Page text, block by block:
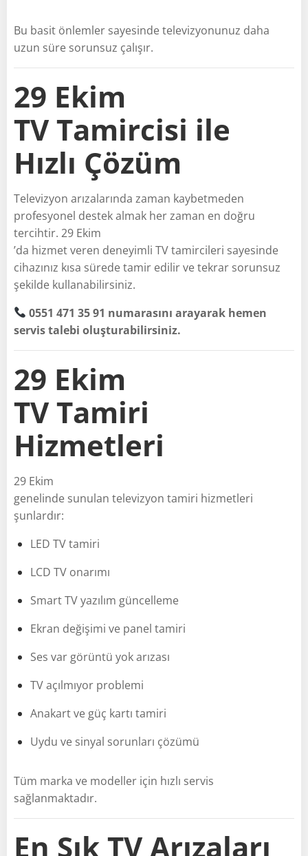
Bu basit önlemler sayesinde televizyonunuz daha
uzun süre sorunsuz çalışır.
29 Ekim
TV Tamircisi ile
Hızlı Çözüm
Televizyon arızalarında zaman kaybetmeden
profesyonel destek almak her zaman en doğru
tercihtir. 29 Ekim
’da hizmet veren deneyimli TV tamircileri sayesinde
cihazınız kısa sürede tamir edilir ve tekrar sorunsuz
şekilde kullanabilirsiniz.
0551 471 35 91 numarasını arayarak hemen
servis talebi oluşturabilirsiniz.
29 Ekim
TV Tamiri
Hizmetleri
29 Ekim
genelinde sunulan televizyon tamiri hizmetleri
şunlardır:
LED TV tamiri
LCD TV onarımı
Smart TV yazılım güncelleme
Ekran değişimi ve panel tamiri
Ses var görüntü yok arızası
TV açılmıyor problemi
Anakart ve güç kartı tamiri
Uydu ve sinyal sorunları çözümü
Tüm marka ve modeller için hızlı servis
sağlanmaktadır.
En Sık TV Arızaları